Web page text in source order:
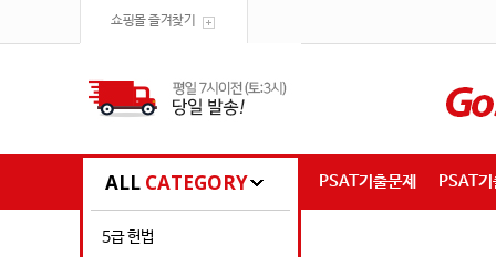
쇼핑몰 즐겨찾기
ALL CATEGORY PSAT기출문제 PSAT
5급 헌법